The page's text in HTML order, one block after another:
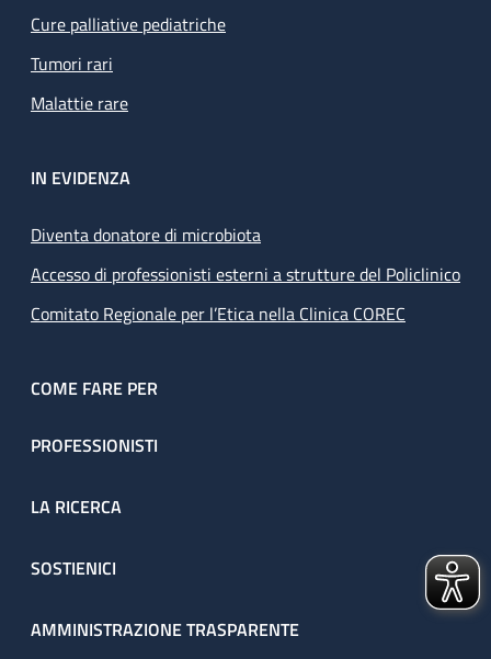
Cure palliative pediatriche
Tumori rari
Malattie rare
IN EVIDENZA
Diventa donatore di microbiota
Accesso di professionisti esterni a strutture del Policlinico
Comitato Regionale per l’Etica nella Clinica COREC
COME FARE PER
PROFESSIONISTI
LA RICERCA
SOSTIENICI
AMMINISTRAZIONE TRASPARENTE